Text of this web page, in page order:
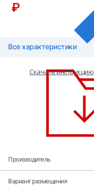
₽
Все характеристики
Скачать инструкцию
Производитель
Вариант размещения